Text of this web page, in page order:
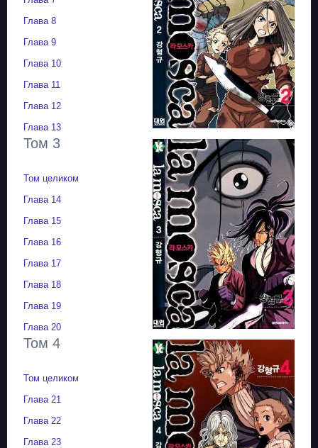
Глава 8
Глава 9
Глава 10
Глава 11
Глава 12
Глава 13
Том 3
Том целиком
Глава 14
Глава 15
Глава 16
Глава 17
Глава 18
Глава 19
Глава 20
Том 4
Том целиком
Глава 21
Глава 22
Глава 23